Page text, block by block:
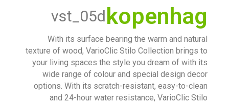
kopenhag
vst_05d
With its surface bearing the warm and natural
texture of wood, VarioClic Stilo Collection brings to
your living spaces the style you dream of with its
wide range of colour and special design decor
options. With its scratch-resistant, easy-to-clean
and 24-hour water resistance, VarioClic Stilo